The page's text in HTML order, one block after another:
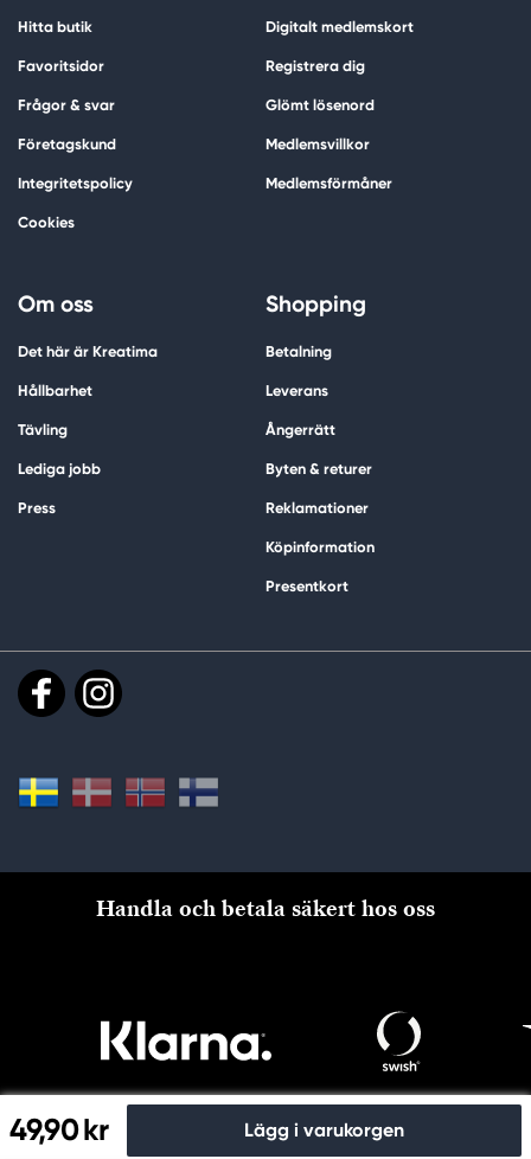
49,90 kr Lägg i varukorgen
Hitta butik
Favoritsidor
Frågor & svar
Företagskund
Integritetspolicy
Cookies
Digitalt medlemskort
Registrera dig
Glömt lösenord
Medlemsvillkor
Medlemsförmåner
Om oss
Det här är Kreatima
Hållbarhet
Tävling
Lediga jobb
Press
Shopping
Betalning
Leverans
Ångerrätt
Byten & returer
Reklamationer
Köpinformation
Presentkort
Handla och betala säkert hos oss